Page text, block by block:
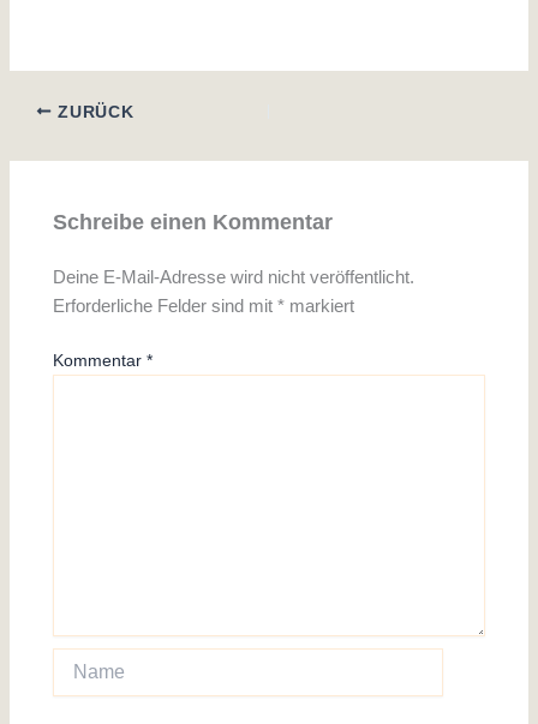
ZURÜCK
Schreibe einen Kommentar
Deine E-Mail-Adresse wird nicht veröffentlicht.
Erforderliche Felder sind mit* markiert
Kommentar*
Name